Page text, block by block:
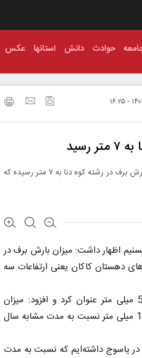
حوادث دانش استانها عکس
بنا به گفته کارشناس هواشناسی کهگیلویه و بویراحمد میزان بارش برف در رشته کوه دنا به ۷ متر رسیده که
اظهار داشت: میزان بارش برف در
رسیده و در دامنه‌های دهستان کاکان یعنی ارتفاعات سه
وی میزان بارش‌ها در کهگیلویه و بویراحمد را 563.8 میلی متر عنوان کرد و افزود: میزان
بارش‌های مدت مشابه 447.4 میلی متر بوده که 116.4 میلی متر نسبت به مدت مشابه سال
میلی متر بارش باران در یاسوج داشته‌ایم که نسبت به مدت